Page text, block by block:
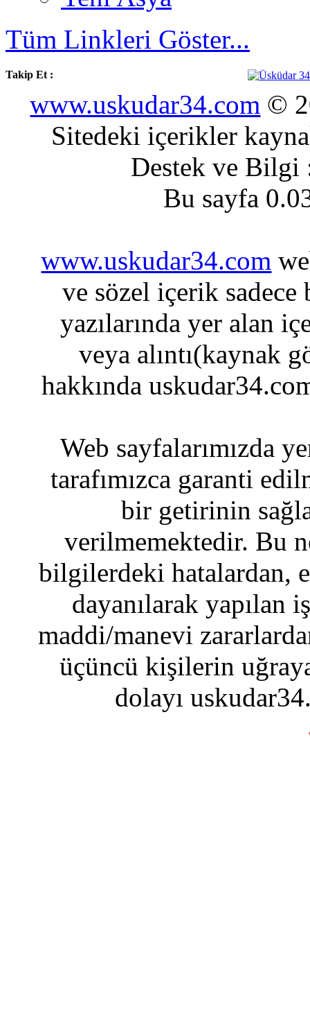
Tüm Linkleri Göster...
Takip Et :
www.uskudar34.com ©
Sitedeki içerikler
Destek ve
Bu sayfa
www.uskudar34.com
ve sözel içerik sadece
yazılarında yer alan
veya alıntı(kaynak
hakkında
Web sayfalarımızda
tarafımızca garanti
bir getirinin
verilmemektedir. Bu
bilgilerdeki hatalardan,
dayanılarak yapılan
maddi/manevi
üçüncü kişilerin
dolayı